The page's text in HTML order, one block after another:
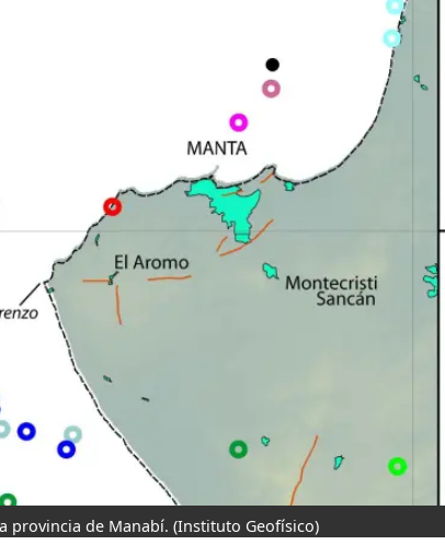
provincia de Manabí. (Instituto Geofísico)